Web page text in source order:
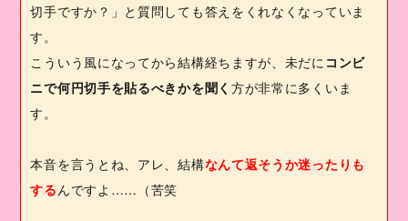
切手ですか？」と質問しても答えをくれなくなっていま
す。
こういう風になってから結構経ちますが、未だに コンビ
ニで何円切手を貼るべきかを聞く 方が非常に多くいま
す。
本音を言うとね、アレ、結構なんて返そうか迷ったりも
する んですよ……（苦笑